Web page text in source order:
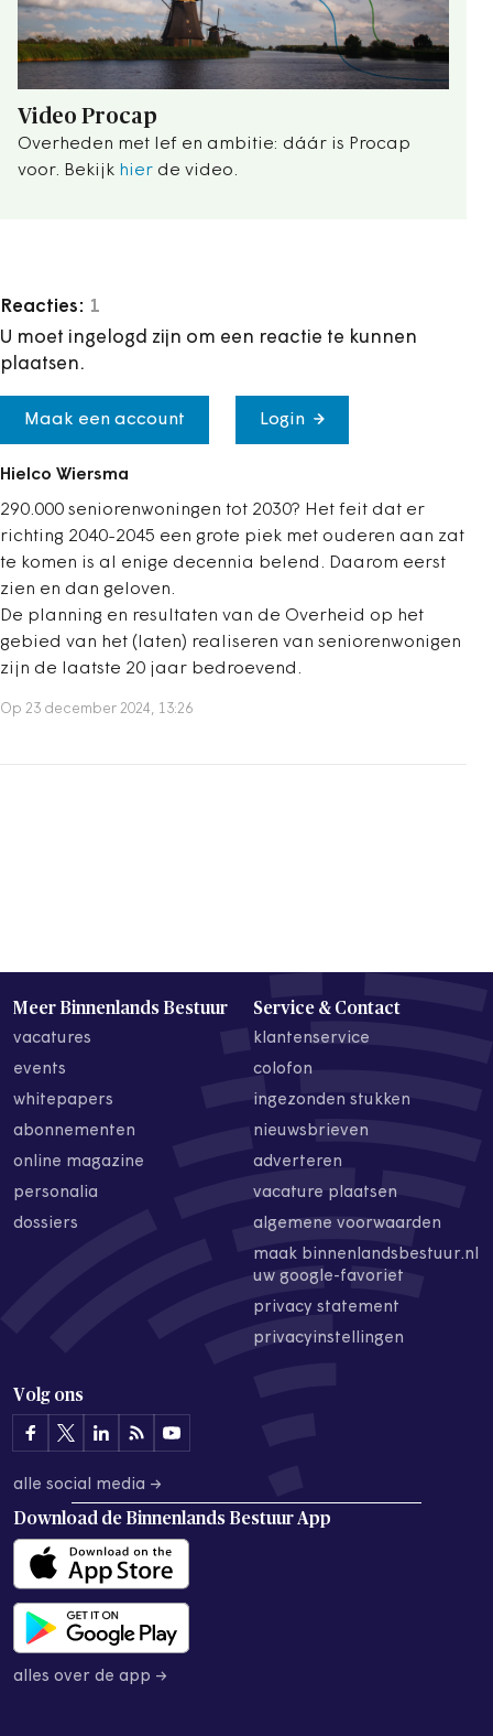
Video Procap
Overheden met lef en ambitie: dáár is Procap
voor. Bekijk hier de video.
Reacties: 1
U moet ingelogd zijn om een reactie te kunnen
plaatsen.
Maak een account Login
Hielco Wiersma
290.000 seniorenwoningen tot 2030? Het feit dat er
richting 2040-2045 een grote piek met ouderen aan zat
te komen is al enige decennia belend. Daarom eerst
zien en dan geloven.
De planning en resultaten van de Overheid op het
gebied van het (laten) realiseren van seniorenwonigen
zijn de laatste 20 jaar bedroevend.
Op 23 december 2024, 13:26
Meer Binnenlands Bestuur
vacatures
events
whitepapers
abonnementen
online magazine
personalia
dossiers
Service & Contact
klantenservice
colofon
ingezonden stukken
nieuwsbrieven
adverteren
vacature plaatsen
algemene voorwaarden
maak binnenlandsbestuur.nl
uw google-favoriet
privacy statement
privacyinstellingen
Volg ons
alle social media →
Download de Binnenlands Bestuur App
alles over de app →